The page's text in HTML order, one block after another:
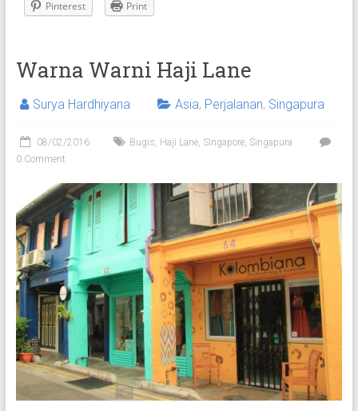
Pinterest
Print
Warna Warni Haji Lane
Surya Hardhiyana Asia, Perjalanan, Singapura
08/02/2016 Bugis, Haji Lane, SIngapore, Singapura
0 Comment